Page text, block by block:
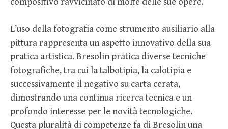
L’uso della fotografia come strumento ausiliario alla
pittura rappresenta un aspetto innovativo della sua
pratica artistica. Bresolin pratica diverse tecniche
fotografiche, tra cui la talbotipia, la calotipia e
successivamente il negativo su carta cerata,
dimostrando una continua ricerca tecnica e un
profondo interesse per le novità tecnologiche.
Questa pluralità di competenze fa di Bresolin una